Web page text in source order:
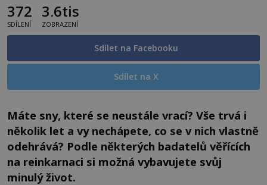
372
SDÍLENÍ
3.6tis
ZOBRAZENÍ
Sdílet na Facebooku
Sdílet na X
Máte sny, které se neustále vrací? Vše trvá i
několik let a vy nechápete, co se v nich vlastně
odehrává? Podle některých badatelů věřících
na reinkarnaci si možná vybavujete svůj
minulý život.